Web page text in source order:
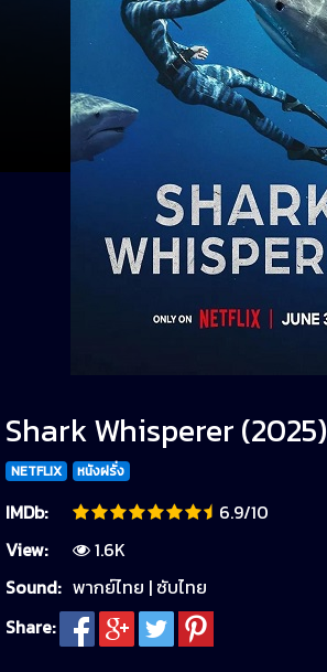
Shark Whisperer (2025)
NETFLIX หนังฝรั่ง
IMDb:
6.9/10
View:
1.6K
Sound: พากย์ไทย | ซับไทย
Share: